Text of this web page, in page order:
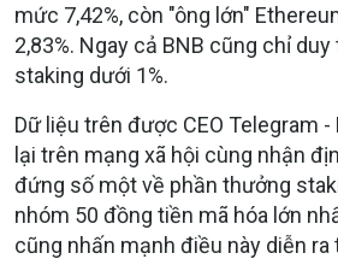
mức 7,42%, còn "ông lớn"
2,83%. Ngay cả BNB cũng chỉ
staking dưới 1%.
Dữ liệu trên được CEO Telegram -
lại trên mạng xã hội cùng nhận
đứng số một về phần thưởng
nhóm 50 đồng tiền mã hóa lớn
cũng nhấn mạnh điều này diễn ra